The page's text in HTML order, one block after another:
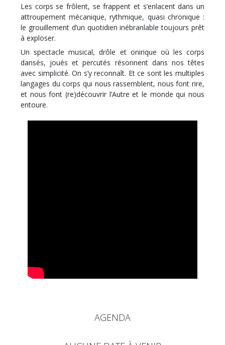
Les corps se frôlent, se frappent et s’enlacent dans un
attroupement mécanique, rythmique, quasi chronique :
le grouillement d’un quotidien inébranlable toujours prêt
à exploser.
Un spectacle musical, drôle et onirique où les corps
dansés, joués et percutés résonnent dans nos têtes
avec simplicité. On s’y reconnaît. Et ce sont les multiples
langages du corps qui nous rassemblent, nous font rire,
et nous font (re)découvrir l’Autre et le monde qui nous
entoure.
AGENDA